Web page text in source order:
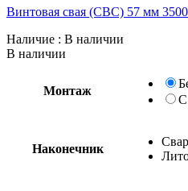
Винтовая свая (СВС) 57 мм
Наличие : В наличии
В наличии
Монтаж
С
Наконечник